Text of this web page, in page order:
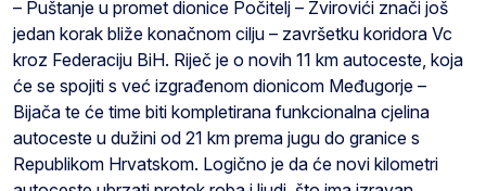
– Puštanje u promet dionice Počitelj – Zvirovići znači još
jedan korak bliže konačnom cilju – završetku koridora Vc
kroz Federaciju BiH. Riječ je o novih 11 km autoceste, koja
će se spojiti s već izgrađenom dionicom Međugorje –
Bijača te će time biti kompletirana funkcionalna cjelina
autoceste u dužini od 21 km prema jugu do granice s
Republikom Hrvatskom. Logično je da će novi kilometri